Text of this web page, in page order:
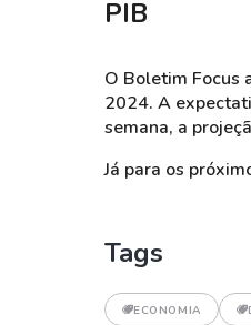
PIB
O Boletim Focus
2024. A
semana, a
Já para os
Tags
ECONOMIA